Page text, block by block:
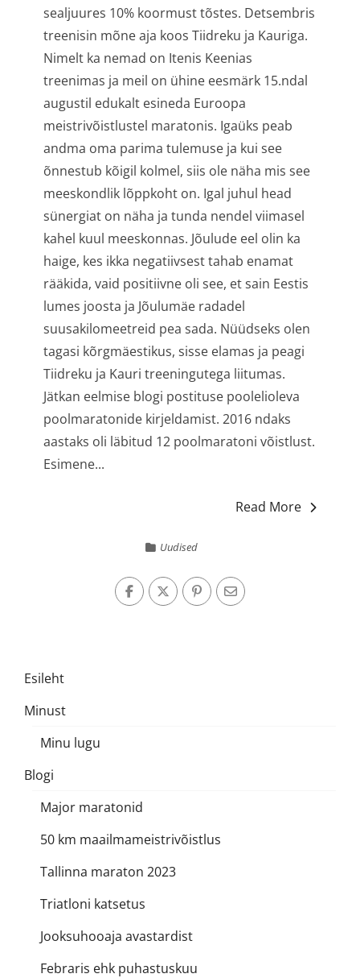
sealjuures 10% koormust tõstes. Detsembris
treenisin mõne aja koos Tiidreku ja Kauriga.
Nimelt ka nemad on Itenis Keenias
treenimas ja meil on ühine eesmärk 15.ndal
augustil edukalt esineda Euroopa
meistrivõistlustel maratonis. Igaüks peab
andma oma parima tulemuse ja kui see
õnnestub kõigil kolmel, siis ole näha mis see
meeskondlik lõppkoht on. Igal juhul head
sünergiat on näha ja tunda nendel viimasel
kahel kuul meeskonnas. Jõulude eel olin ka
haige, kes ikka negatiivsest tahab enamat
rääkida, vaid positiivne oli see, et sain Eestis
lumes joosta ja Jõulumäe radadel
suusakilomeetreid pea sada. Nüüdseks olen
tagasi kõrgmäestikus, sisse elamas ja peagi
Tiidreku ja Kauri treeningutega liitumas.
Jätkan eelmise blogi postituse poolelioleva
poolmaratonide kirjeldamist. 2016 ndaks
aastaks oli läbitud 12 poolmaratoni võistlust.
Esimene...
Read More
Uudised
Esileht
Minust
Minu lugu
Blogi
Major maratonid
50 km maailmameistrivõistlus
Tallinna maraton 2023
Triatloni katsetus
Jooksuhooaja avastardist
Febraris ehk puhastuskuu